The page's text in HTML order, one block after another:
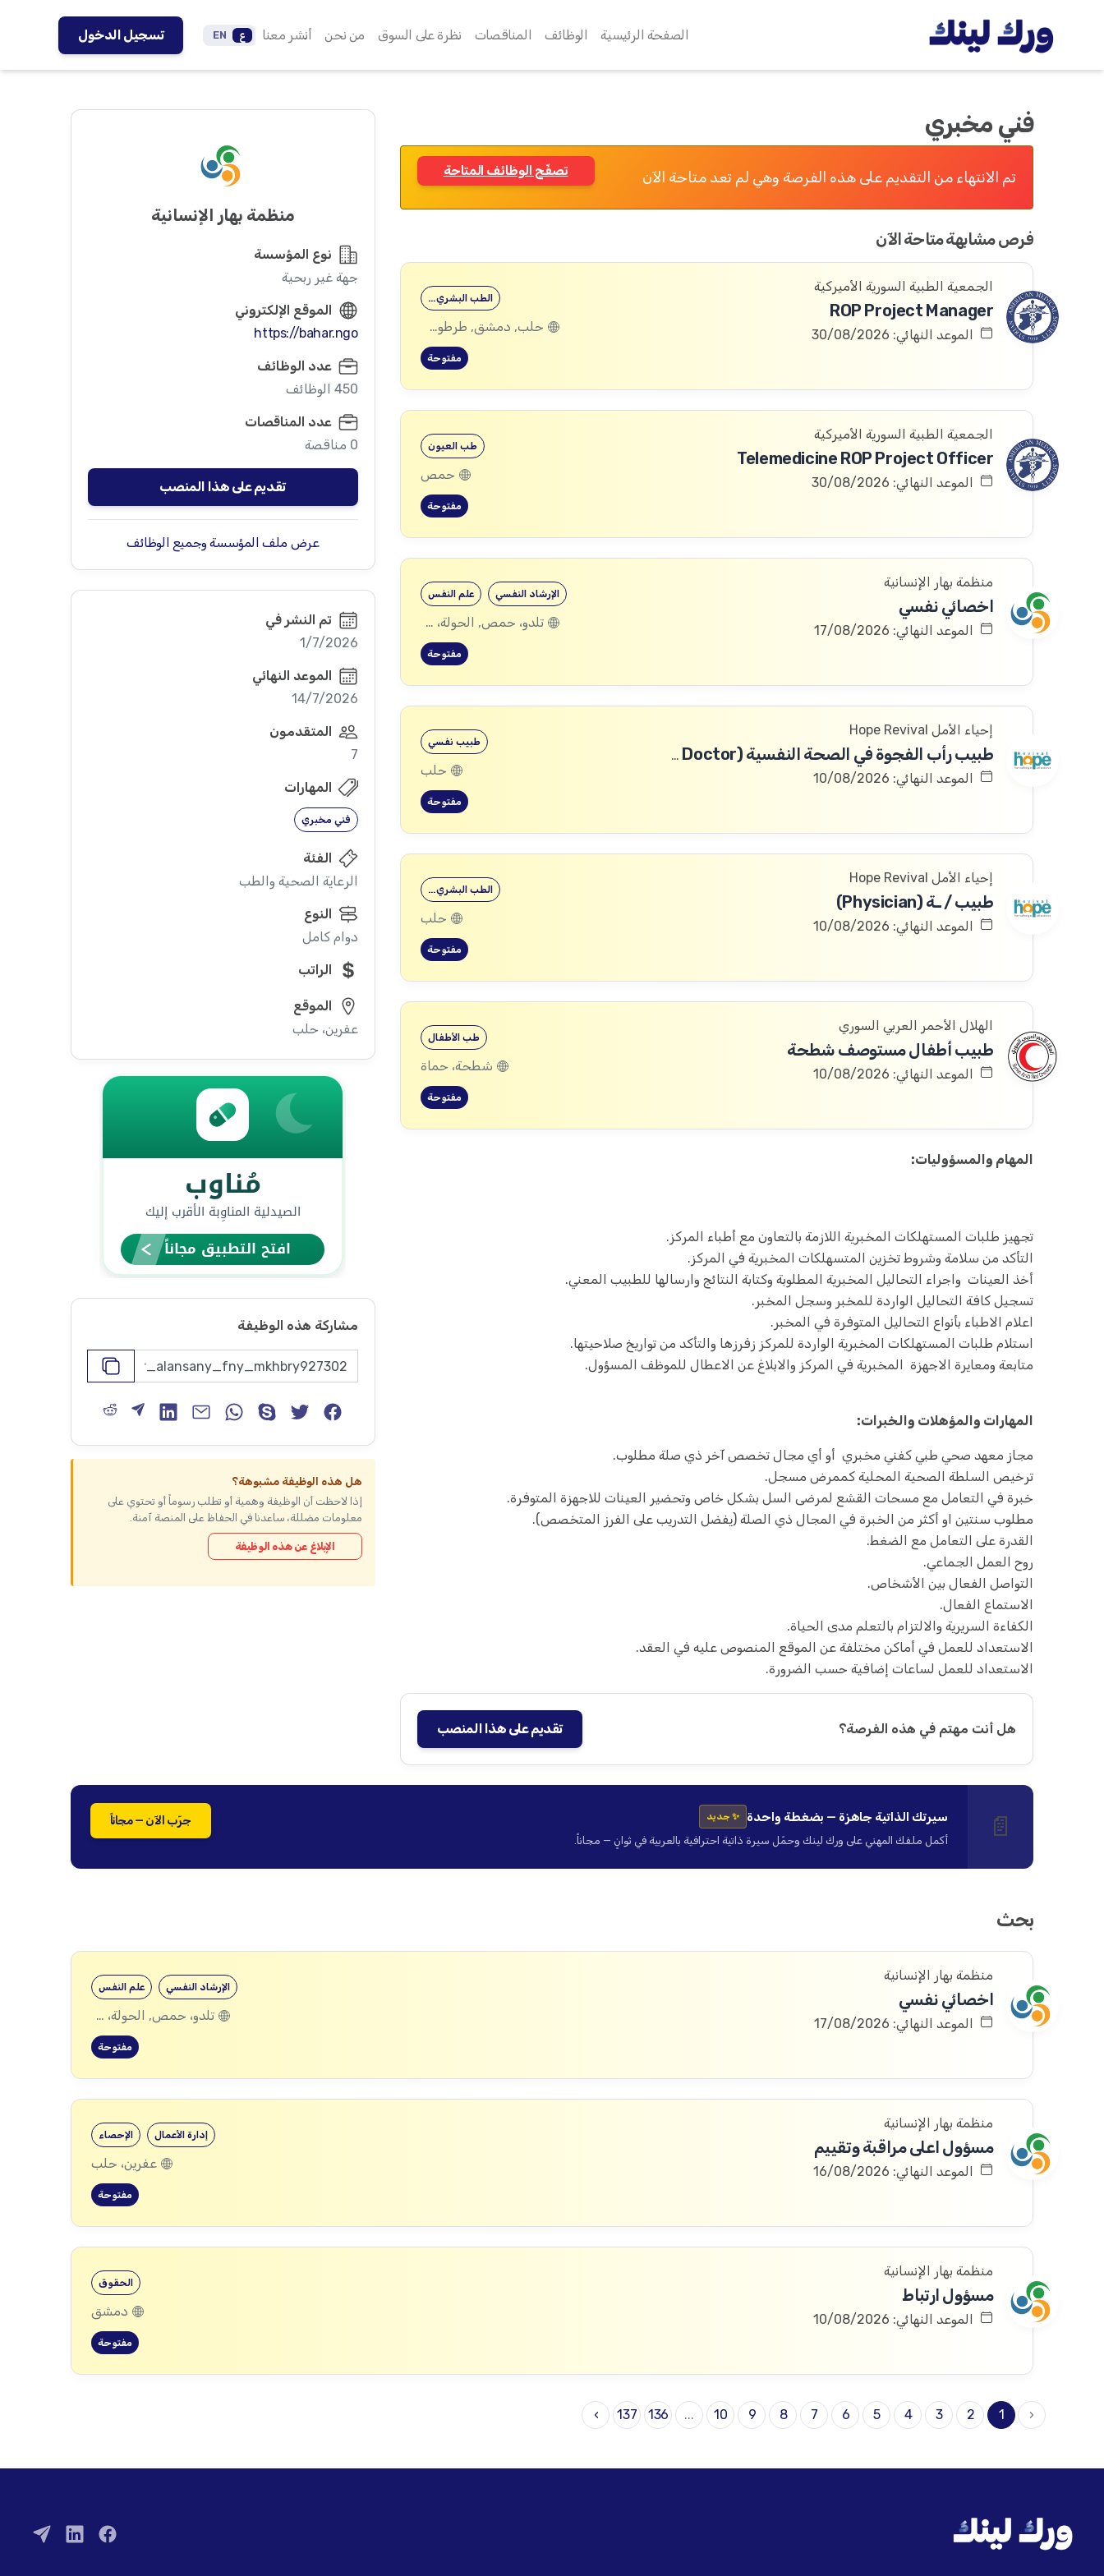
الصفحة الرئيسية الوظائف المناقصات نظرة على السوق من نحن أنشر معنا ع EN تسجيل الدخول
فني مخبري
تم الانتهاء من التقديم على هذه الفرصة وهي لم تعد متاحة الآن تصفّح الوظائف المتاحة
فرص مشابهة متاحة الآن
الجمعية الطبية السورية الأميركية
ROP Project Manager
الموعد النهائي: 30/08/2026
الطب البشري…
حلب, دمشق, طرطوس, ريف دمشق, ديرالزور, درعا, السويداء, إدلب, القنيطرة, اللاذقية, الرقة, حمص, الحسكة, حماة
مفتوحة
الجمعية الطبية السورية الأميركية
Telemedicine ROP Project Officer
الموعد النهائي: 30/08/2026
طب العيون
حمص
مفتوحة
منظمة بهار الإنسانية
اخصائي نفسي
الموعد النهائي: 17/08/2026
علم النفس الإرشاد النفسي
تلدو، حمص, الحولة، حمص
مفتوحة
إحياء الأمل Hope Revival
طبيب رأب الفجوة في الصحة النفسية (mhGAP Doctor)
الموعد النهائي: 10/08/2026
طبيب نفسي
حلب
مفتوحة
إحياء الأمل Hope Revival
طبيب / ـة (Physician)
الموعد النهائي: 10/08/2026
الطب البشري…
حلب
مفتوحة
الهلال الأحمر العربي السوري
طبيب أطفال مستوصف شطحة
الموعد النهائي: 10/08/2026
طب الأطفال
شطحة، حماة
مفتوحة
المهام والمسؤوليات:
تجهيز طلبات المستهلكات المخبرية اللازمة بالتعاون مع أطباء المركز.
التأكد من سلامة وشروط تخزين المتسهلكات المخبرية في المركز.
أخذ العينات واجراء التحاليل المخبرية المطلوبة وكتابة النتائج وارسالها للطبيب المعني.
تسجيل كافة التحاليل الواردة للمخبر وسجل المخبر.
اعلام الاطباء بأنواع التحاليل المتوفرة في المخبر.
استلام طلبات المستهلكات المخبرية الواردة للمركز زفرزها والتأكد من تواريخ صلاحيتها.
متابعة ومعايرة الاجهزة المخبرية في المركز والابلاغ عن الاعطال للموظف المسؤول.
المهارات والمؤهلات والخبرات:
مجاز معهد صحي طبي كفني مخبري أو أي مجال تخصص آخر ذي صلة مطلوب.
ترخيص السلطة الصحية المحلية كممرض مسجل.
خبرة في التعامل مع مسحات القشع لمرضى السل بشكل خاص وتحضير العينات للاجهزة المتوفرة.
مطلوب سنتين او أكثر من الخبرة في المجال ذي الصلة (يفضل التدريب على الفرز المتخصص).
القدرة على التعامل مع الضغط.
روح العمل الجماعي.
التواصل الفعال بين الأشخاص.
الاستماع الفعال.
الكفاءة السريرية والالتزام بالتعلم مدى الحياة.
الاستعداد للعمل في أماكن مختلفة عن الموقع المنصوص عليه في العقد.
الاستعداد للعمل لساعات إضافية حسب الضرورة.
هل أنت مهتم في هذه الفرصة؟ تقديم على هذا المنصب
منظمة بهار الإنسانية
نوع المؤسسة
جهة غير ربحية
الموقع الإلكتروني
https://bahar.ngo
عدد الوظائف
450 الوظائف
عدد المناقصات
0 مناقصة
تقديم على هذا المنصب
عرض ملف المؤسسة وجميع الوظائف
تم النشر في
1/7/2026
الموعد النهائي
14/7/2026
المتقدمون
7
المهارات
فني مخبري
الفئة
الرعاية الصحية والطب
النوع
دوام كامل
الراتب
الموقع
عفرين، حلب
مشاركة هذه الوظيفة
هل هذه الوظيفة مشبوهة؟
إذا لاحظت أن الوظيفة وهمية أو تطلب رسوماً أو تحتوي على
معلومات مضللة، ساعدنا في الحفاظ على المنصة آمنة.
الإبلاغ عن هذه الوظيفة
📄 سيرتك الذاتية جاهزة — بضغطة واحدة ✨ جديد
أكمل ملفك المهني على ورك لينك وحمّل سيرة ذاتية احترافية بالعربية في ثوانٍ — مجاناً.
جرّب الآن — مجاناً
بحث
منظمة بهار الإنسانية
اخصائي نفسي
الموعد النهائي: 17/08/2026
علم النفس الإرشاد النفسي
تلدو، حمص, الحولة، حمص
مفتوحة
منظمة بهار الإنسانية
مسؤول اعلى مراقبة وتقييم
الموعد النهائي: 16/08/2026
الإحصاء إدارة الأعمال
عفرين، حلب
مفتوحة
منظمة بهار الإنسانية
مسؤول ارتباط
الموعد النهائي: 10/08/2026
الحقوق
دمشق
مفتوحة
‹
1
2
3
4
5
6
7
8
9
10
...
136
137
›